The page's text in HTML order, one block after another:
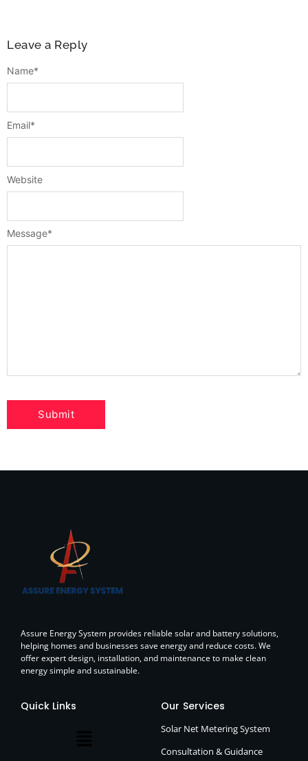
Leave a Reply
Message*
Name*
Email*
Website
Assure Energy System provides reliable solar and battery solutions,
helping homes and businesses save energy and reduce costs. We
offer expert design, installation, and maintenance to make clean
energy simple and sustainable.
Quick Links Our Services
Solar Net Metering System
Consultation & Guidance